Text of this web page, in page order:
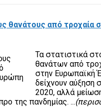
θανάτους από τροχαία
Τα στατιστικά
θανάτων από
στην Ευρωπαϊκή
δείχνουν αύξηση
2020, αλλά
της πανδημίας. ...